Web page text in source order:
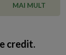
MAI MULT
credit.